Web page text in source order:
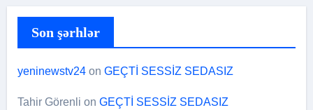
Son şərhlər
yeninewstv24on GEÇTİ SESSİZ SEDASIZ
Tahir Görenli on GEÇTİ SESSİZ SEDASIZ